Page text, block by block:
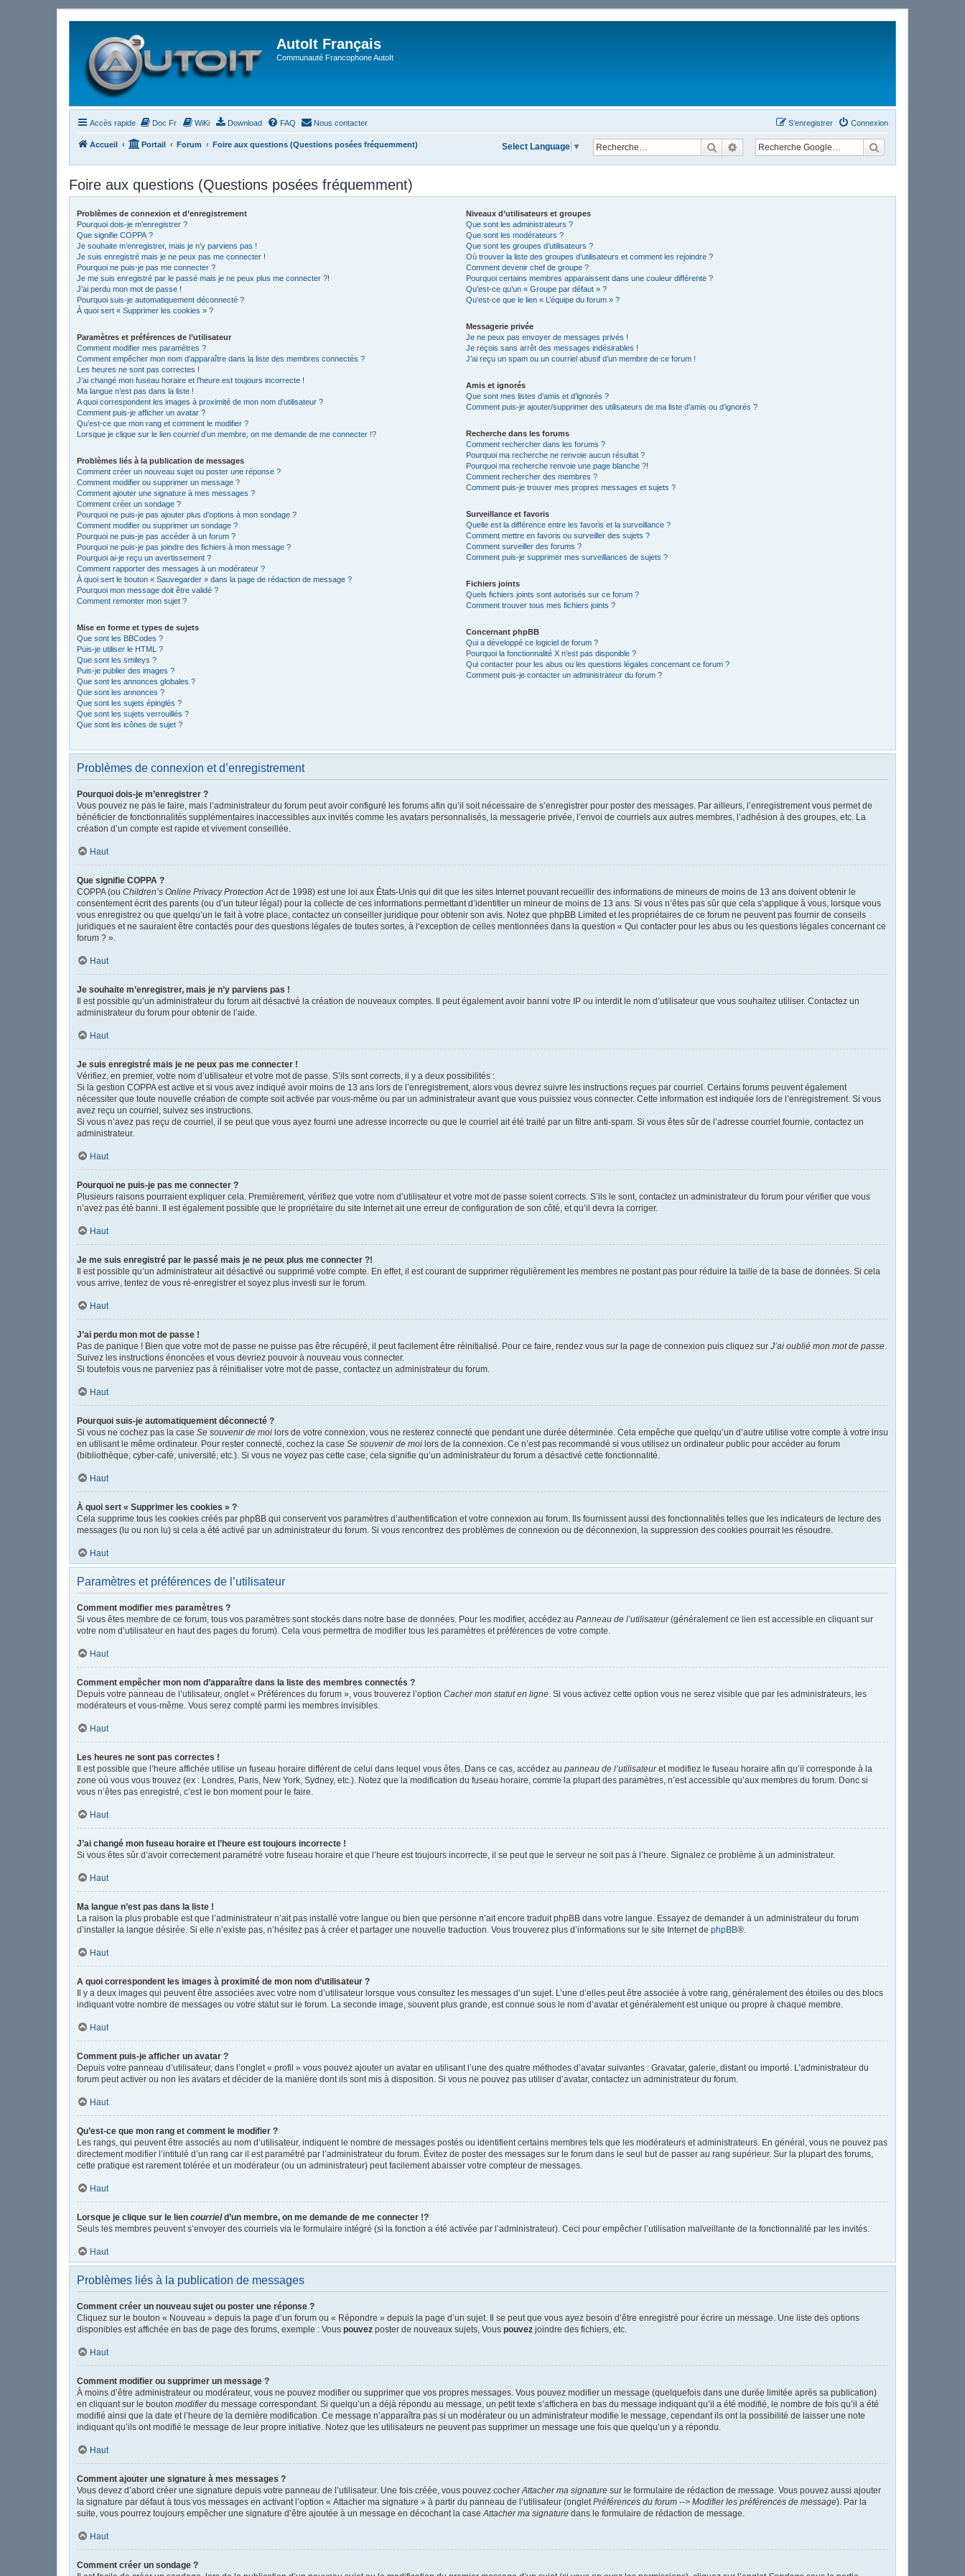
AutoIt Français
Communauté Francophone AutoIt
Accès rapide Doc Fr WiKi Download FAQ Nous contacter Connexion
S’enregistrer
Accueil Portail Forum Foire aux questions (Questions posées fréquemment) RechercherRecherche avancée
Select Language ▼
Foire aux questions (Questions posées fréquemment)
Problèmes de connexion et d’enregistrement
Pourquoi dois-je m’enregistrer ?
Que signifie COPPA ?
Je souhaite m’enregistrer, mais je n’y parviens pas !
Je suis enregistré mais je ne peux pas me connecter !
Pourquoi ne puis-je pas me connecter ?
Je me suis enregistré par le passé mais je ne peux plus me connecter ?!
J’ai perdu mon mot de passe !
Pourquoi suis-je automatiquement déconnecté ?
À quoi sert « Supprimer les cookies » ?
Paramètres et préférences de l’utilisateur
Comment modifier mes paramètres ?
Comment empêcher mon nom d’apparaître dans la liste des membres connectés ?
Les heures ne sont pas correctes !
J’ai changé mon fuseau horaire et l’heure est toujours incorrecte !
Ma langue n’est pas dans la liste !
A quoi correspondent les images à proximité de mon nom d’utilisateur ?
Comment puis-je afficher un avatar ?
Qu’est-ce que mon rang et comment le modifier ?
Lorsque je clique sur le lien courrield’un membre, on me demande de me connecter !?
Problèmes liés à la publication de messages
Comment créer un nouveau sujet ou poster une réponse ?
Comment modifier ou supprimer un message ?
Comment ajouter une signature à mes messages ?
Comment créer un sondage ?
Pourquoi ne puis-je pas ajouter plus d’options à mon sondage ?
Comment modifier ou supprimer un sondage ?
Pourquoi ne puis-je pas accéder à un forum ?
Pourquoi ne puis-je pas joindre des fichiers à mon message ?
Pourquoi ai-je reçu un avertissement ?
Comment rapporter des messages à un modérateur ?
À quoi sert le bouton « Sauvegarder » dans la page de rédaction de message ?
Pourquoi mon message doit être validé ?
Comment remonter mon sujet ?
Mise en forme et types de sujets
Que sont les BBCodes ?
Puis-je utiliser le HTML ?
Que sont les smileys ?
Puis-je publier des images ?
Que sont les annonces globales ?
Que sont les annonces ?
Que sont les sujets épinglés ?
Que sont les sujets verrouillés ?
Que sont les icônes de sujet ?
Niveaux d’utilisateurs et groupes
Que sont les administrateurs ?
Que sont les modérateurs ?
Que sont les groupes d’utilisateurs ?
Où trouver la liste des groupes d’utilisateurs et comment les rejoindre ?
Comment devenir chef de groupe ?
Pourquoi certains membres apparaissent dans une couleur différente ?
Qu’est-ce qu’un « Groupe par défaut » ?
Qu’est-ce que le lien « L’équipe du forum » ?
Messagerie privée
Je ne peux pas envoyer de messages privés !
Je reçois sans arrêt des messages indésirables !
J’ai reçu un spam ou un courriel abusif d’un membre de ce forum !
Amis et ignorés
Que sont mes listes d’amis et d’ignorés ?
Comment puis-je ajouter/supprimer des utilisateurs de ma liste d’amis ou d’ignorés ?
Recherche dans les forums
Comment rechercher dans les forums ?
Pourquoi ma recherche ne renvoie aucun résultat ?
Pourquoi ma recherche renvoie une page blanche ?!
Comment rechercher des membres ?
Comment puis-je trouver mes propres messages et sujets ?
Surveillance et favoris
Quelle est la différence entre les favoris et la surveillance ?
Comment mettre en favoris ou surveiller des sujets ?
Comment surveiller des forums ?
Comment puis-je supprimer mes surveillances de sujets ?
Fichiers joints
Quels fichiers joints sont autorisés sur ce forum ?
Comment trouver tous mes fichiers joints ?
Concernant phpBB
Qui a développé ce logiciel de forum ?
Pourquoi la fonctionnalité X n’est pas disponible ?
Qui contacter pour les abus ou les questions légales concernant ce forum ?
Comment puis-je contacter un administrateur du forum ?
Problèmes de connexion et d’enregistrement
Pourquoi dois-je m’enregistrer ?
Vous pouvez ne pas le faire, mais l’administrateur du forum peut avoir configuré les forums afin qu’il soit nécessaire de s’enregistrer pour poster des messages. Par ailleurs, l’enregistrement vous permet de
bénéficier de fonctionnalités supplémentaires inaccessibles aux invités comme les avatars personnalisés, la messagerie privée, l’envoi de courriels aux autres membres, l’adhésion à des groupes, etc. La
création d’un compte est rapide et vivement conseillée.
Haut
Que signifie COPPA ?
COPPA (ou Children’s Online Privacy Protection Actde 1998) est une loi aux États-Unis qui dit que les sites Internet pouvant recueillir des informations de mineurs de moins de 13 ans doivent obtenir le
consentement écrit des parents (ou d’un tuteur légal) pour la collecte de ces informations permettant d’identifier un mineur de moins de 13 ans. Si vous n’êtes pas sûr que cela s’applique à vous, lorsque vous
vous enregistrez ou que quelqu’un le fait à votre place, contactez un conseiller juridique pour obtenir son avis. Notez que phpBB Limited et les propriétaires de ce forum ne peuvent pas fournir de conseils
juridiques et ne sauraient être contactés pour des questions légales de toutes sortes, à l’exception de celles mentionnées dans la question « Qui contacter pour les abus ou les questions légales concernant ce
forum ? ».
Haut
Je souhaite m’enregistrer, mais je n’y parviens pas !
Il est possible qu’un administrateur du forum ait désactivé la création de nouveaux comptes. Il peut également avoir banni votre IP ou interdit le nom d’utilisateur que vous souhaitez utiliser. Contactez un
administrateur du forum pour obtenir de l’aide.
Haut
Je suis enregistré mais je ne peux pas me connecter !
Vérifiez, en premier, votre nom d’utilisateur et votre mot de passe. S’ils sont corrects, il y a deux possibilités :
Si la gestion COPPA est active et si vous avez indiqué avoir moins de 13 ans lors de l’enregistrement, alors vous devrez suivre les instructions reçues par courriel. Certains forums peuvent également
nécessiter que toute nouvelle création de compte soit activée par vous-même ou par un administrateur avant que vous puissiez vous connecter. Cette information est indiquée lors de l’enregistrement. Si vous
avez reçu un courriel, suivez ses instructions.
Si vous n’avez pas reçu de courriel, il se peut que vous ayez fourni une adresse incorrecte ou que le courriel ait été traité par un filtre anti-spam. Si vous êtes sûr de l’adresse courriel fournie, contactez un
administrateur.
Haut
Pourquoi ne puis-je pas me connecter ?
Plusieurs raisons pourraient expliquer cela. Premièrement, vérifiez que votre nom d’utilisateur et votre mot de passe soient corrects. S’ils le sont, contactez un administrateur du forum pour vérifier que vous
n’avez pas été banni. Il est également possible que le propriétaire du site Internet ait une erreur de configuration de son côté, et qu’il devra la corriger.
Haut
Je me suis enregistré par le passé mais je ne peux plus me connecter ?!
Il est possible qu’un administrateur ait désactivé ou supprimé votre compte. En effet, il est courant de supprimer régulièrement les membres ne postant pas pour réduire la taille de la base de données. Si cela
vous arrive, tentez de vous ré-enregistrer et soyez plus investi sur le forum.
Haut
J’ai perdu mon mot de passe !
Pas de panique ! Bien que votre mot de passe ne puisse pas être récupéré, il peut facilement être réinitialisé. Pour ce faire, rendez vous sur la page de connexion puis cliquez sur J’ai oublié mon mot de passe.
Suivez les instructions énoncées et vous devriez pouvoir à nouveau vous connecter.
Si toutefois vous ne parveniez pas à réinitialiser votre mot de passe, contactez un administrateur du forum.
Haut
Pourquoi suis-je automatiquement déconnecté ?
Si vous ne cochez pas la case Se souvenir de moi lors de votre connexion, vous ne resterez connecté que pendant une durée déterminée. Cela empêche que quelqu’un d’autre utilise votre compte à votre insu
en utilisant le même ordinateur. Pour rester connecté, cochez la case Se souvenir de moi lors de la connexion. Ce n’est pas recommandé si vous utilisez un ordinateur public pour accéder au forum
(bibliothèque, cyber-café, université, etc.). Si vous ne voyez pas cette case, cela signifie qu’un administrateur du forum a désactivé cette fonctionnalité.
Haut
À quoi sert « Supprimer les cookies » ?
Cela supprime tous les cookies créés par phpBB qui conservent vos paramètres d’authentification et votre connexion au forum. Ils fournissent aussi des fonctionnalités telles que les indicateurs de lecture des
messages (lu ou non lu) si cela a été activé par un administrateur du forum. Si vous rencontrez des problèmes de connexion ou de déconnexion, la suppression des cookies pourrait les résoudre.
Haut
Paramètres et préférences de l’utilisateur
Comment modifier mes paramètres ?
Si vous êtes membre de ce forum, tous vos paramètres sont stockés dans notre base de données. Pour les modifier, accédez au Panneau de l’utilisateur(généralement ce lien est accessible en cliquant sur
votre nom d’utilisateur en haut des pages du forum). Cela vous permettra de modifier tous les paramètres et préférences de votre compte.
Haut
Comment empêcher mon nom d’apparaître dans la liste des membres connectés ?
Depuis votre panneau de l’utilisateur, onglet « Préférences du forum », vous trouverez l’option Cacher mon statut en ligne. Si vous activez cette option vous ne serez visible que par les administrateurs, les
modérateurs et vous-même. Vous serez compté parmi les membres invisibles.
Haut
Les heures ne sont pas correctes !
Il est possible que l’heure affichée utilise un fuseau horaire différent de celui dans lequel vous êtes. Dans ce cas, accédez au panneau de l’utilisateuret modifiez le fuseau horaire afin qu’il corresponde à la
zone où vous vous trouvez (ex : Londres, Paris, New York, Sydney, etc.). Notez que la modification du fuseau horaire, comme la plupart des paramètres, n’est accessible qu’aux membres du forum. Donc si
vous n’êtes pas enregistré, c’est le bon moment pour le faire.
Haut
J’ai changé mon fuseau horaire et l’heure est toujours incorrecte !
Si vous êtes sûr d’avoir correctement paramétré votre fuseau horaire et que l’heure est toujours incorrecte, il se peut que le serveur ne soit pas à l’heure. Signalez ce problème à un administrateur.
Haut
Ma langue n’est pas dans la liste !
La raison la plus probable est que l’administrateur n’ait pas installé votre langue ou bien que personne n’ait encore traduit phpBB dans votre langue. Essayez de demander à un administrateur du forum
d’installer la langue désirée. Si elle n’existe pas, n’hésitez pas à créer et partager une nouvelle traduction. Vous trouverez plus d’informations sur le site Internet de phpBB®.
Haut
A quoi correspondent les images à proximité de mon nom d’utilisateur ?
Il y a deux images qui peuvent être associées avec votre nom d’utilisateur lorsque vous consultez les messages d’un sujet. L’une d’elles peut être associée à votre rang, généralement des étoiles ou des blocs
indiquant votre nombre de messages ou votre statut sur le forum. La seconde image, souvent plus grande, est connue sous le nom d’avatar et généralement est unique ou propre à chaque membre.
Haut
Comment puis-je afficher un avatar ?
Depuis votre panneau d’utilisateur, dans l’onglet « profil » vous pouvez ajouter un avatar en utilisant l’une des quatre méthodes d’avatar suivantes : Gravatar, galerie, distant ou importé. L’administrateur du
forum peut activer ou non les avatars et décider de la manière dont ils sont mis à disposition. Si vous ne pouvez pas utiliser d’avatar, contactez un administrateur du forum.
Haut
Qu’est-ce que mon rang et comment le modifier ?
Les rangs, qui peuvent être associés au nom d’utilisateur, indiquent le nombre de messages postés ou identifient certains membres tels que les modérateurs et administrateurs. En général, vous ne pouvez pas
directement modifier l’intitulé d’un rang car il est paramétré par l’administrateur du forum. Évitez de poster des messages sur le forum dans le seul but de passer au rang supérieur. Sur la plupart des forums,
cette pratique est rarement tolérée et un modérateur (ou un administrateur) peut facilement abaisser votre compteur de messages.
Haut
Lorsque je clique sur le lien courrield’un membre, on me demande de me connecter !?
Seuls les membres peuvent s’envoyer des courriels via le formulaire intégré (si la fonction a été activée par l’administrateur). Ceci pour empêcher l’utilisation malveillante de la fonctionnalité par les invités.
Haut
Problèmes liés à la publication de messages
Comment créer un nouveau sujet ou poster une réponse ?
Cliquez sur le bouton « Nouveau » depuis la page d’un forum ou « Répondre » depuis la page d’un sujet. Il se peut que vous ayez besoin d’être enregistré pour écrire un message. Une liste des options
disponibles est affichée en bas de page des forums, exemple : Vous pouvez poster de nouveaux sujets, Vous pouvez joindre des fichiers, etc.
Haut
Comment modifier ou supprimer un message ?
À moins d’être administrateur ou modérateur, vous ne pouvez modifier ou supprimer que vos propres messages. Vous pouvez modifier un message (quelquefois dans une durée limitée après sa publication)
en cliquant sur le bouton modifierdu message correspondant. Si quelqu’un a déjà répondu au message, un petit texte s’affichera en bas du message indiquant qu’il a été modifié, le nombre de fois qu’il a été
modifié ainsi que la date et l’heure de la dernière modification. Ce message n’apparaîtra pas si un modérateur ou un administrateur modifie le message, cependant ils ont la possibilité de laisser une note
indiquant qu’ils ont modifié le message de leur propre initiative. Notez que les utilisateurs ne peuvent pas supprimer un message une fois que quelqu’un y a répondu.
Haut
Comment ajouter une signature à mes messages ?
Vous devez d’abord créer une signature depuis votre panneau de l’utilisateur. Une fois créée, vous pouvez cocherAttacher ma signature sur le formulaire de rédaction de message. Vous pouvez aussi ajouter
la signature par défaut à tous vos messages en activant l’option « Attacher ma signature » à partir du panneau de l’utilisateur (ongletPréférences du forum --> Modifier les préférences de message). Par la
suite, vous pourrez toujours empêcher une signature d’être ajoutée à un message en décochant la caseAttacher ma signature dans le formulaire de rédaction de message.
Haut
Comment créer un sondage ?